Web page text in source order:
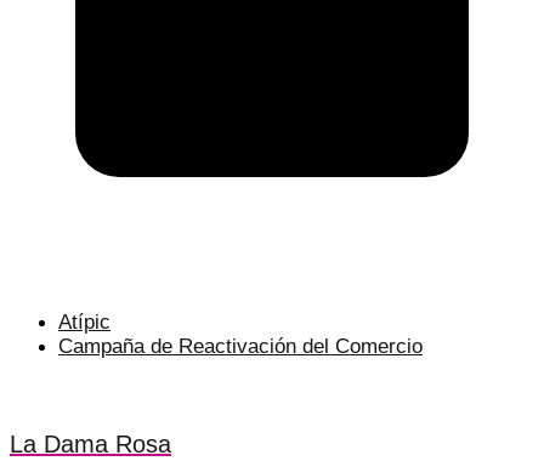
Atípic
Campaña de Reactivación del Comercio
La Dama Rosa